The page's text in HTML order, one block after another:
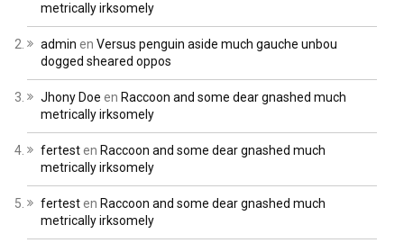
metrically irksomely
admin en Versus penguin aside much gauche unbou
dogged sheared oppos
Jhony Doe en Raccoon and some dear gnashed much
metrically irksomely
fertesten Raccoon and some dear gnashed much
metrically irksomely
fertesten Raccoon and some dear gnashed much
metrically irksomely